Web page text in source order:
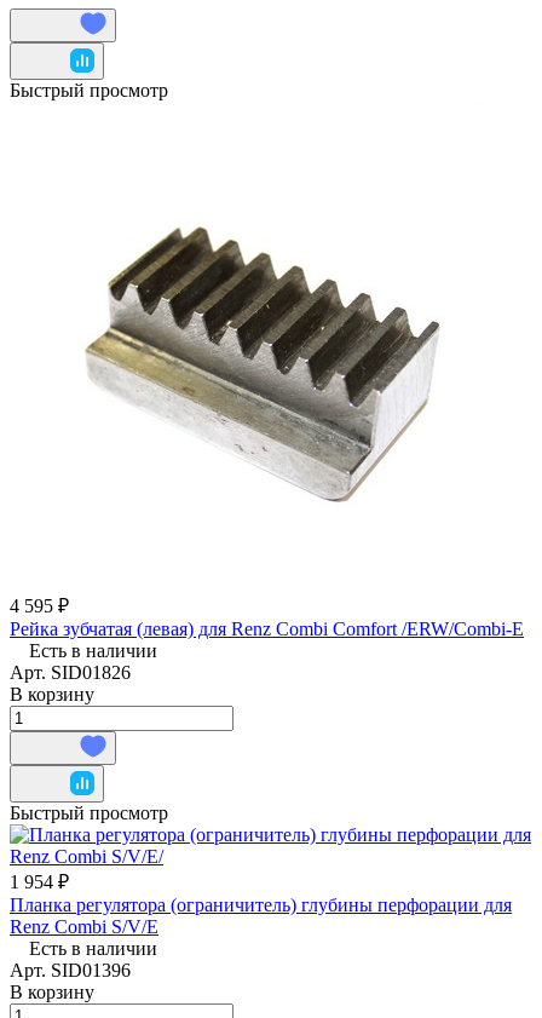
Быстрый просмотр
4 595 ₽
Рейка зубчатая (левая) для Renz Combi Comfort /ERW/Combi-E
Есть в наличии
Арт. SID01826
В корзину
Быстрый просмотр
1 954 ₽
Планка регулятора (ограничитель) глубины перфорации для
Renz Combi S/V/E
Есть в наличии
Арт. SID01396
В корзину